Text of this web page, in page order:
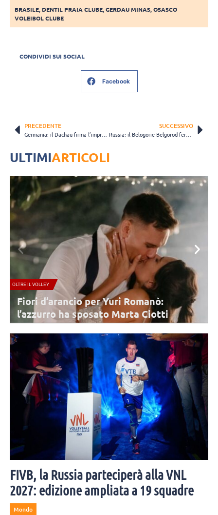
BRASILE, DENTIL PRAIA CLUBE,GERDAU MINAS,OSASCO
VOLEIBOL CLUBE
CONDIVIDI SUI SOCIAL
Facebook
PRECEDENTE SUCCESSIVO
Russia: il Belogorie Belgorod ferma anche la Lokomotiv
ULTIMIARTICOLI
OLTRE IL VOLLEY
Fiori d’arancio per Yuri Romanò:
l’azzurro ha sposato Marta Ciotti
volta con Marta Ciotti. Moltissimi i colleghi e amici invitati alla
cerimonia.
FIVB, la Russia parteciperà alla VNL
2027: edizione ampliata a 19 squadre
Mondo